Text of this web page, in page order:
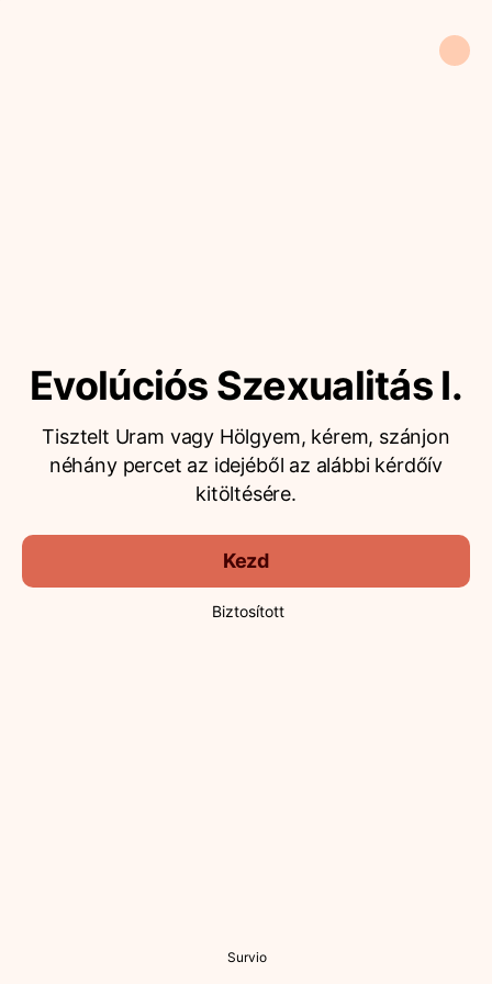
Evolúciós Szexualitás I.
Tisztelt Uram vagy Hölgyem, kérem, szánjon
néhány percet az idejéből az alábbi kérdőív
kitöltésére.
Kezd
Biztosított
Survio